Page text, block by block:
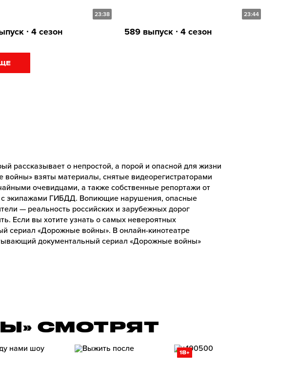
23:38
∙ 4 сезон
23:44
589 выпуск ∙ 4 сезон
рассказывает о непростой, а порой и опасной для жизни
взяты материалы, снятые видеорегистраторами
очевидцами, а также собственные репортажи от
экипажами ГИБДД. Вопиющие нарушения, опасные
— реальность российских и зарубежных дорог
Если вы хотите узнать о самых невероятных
сериал «Дорожные войны». В онлайн-кинотеатре
документальный сериал «Дорожные войны»
СМОТРЯТ
18+